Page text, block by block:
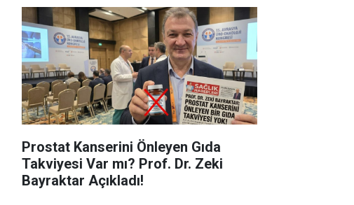
Prostat Kanserini Önleyen Gıda
Takviyesi Var mı? Prof. Dr. Zeki
Bayraktar Açıkladı!